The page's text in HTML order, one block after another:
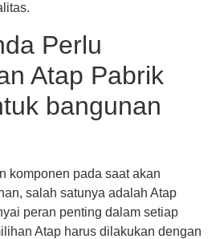
Perlu
Atap Pabrik
bangunan
komponen pada saat akan
salah satunya adalah Atap
peran penting dalam setiap
Atap harus dilakukan dengan